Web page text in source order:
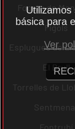
Fogars de
Fígols
Esplugues de
El Brull
Torrelles de
Fontrubí
básica para
Ver